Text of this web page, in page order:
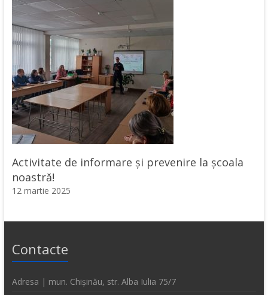
Activitate de informare și prevenire la școala
noastră!
12 martie 2025
Contacte
Adresa | mun. Chișinău, str. Alba Iulia 75/7